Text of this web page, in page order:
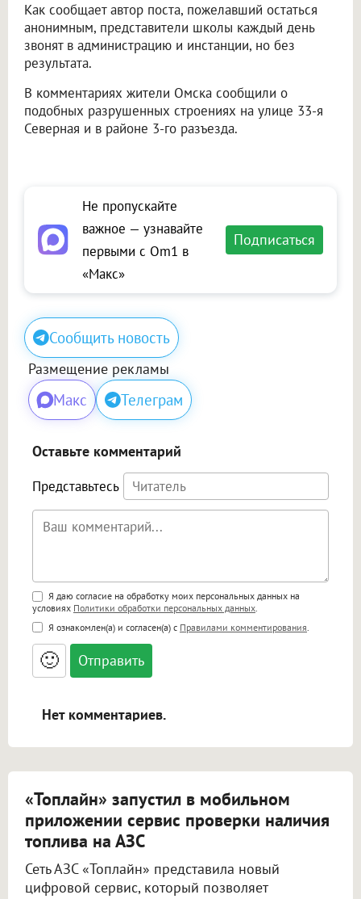
Как сообщает автор поста, пожелавший остаться
анонимным, представители школы каждый день
звонят в администрацию и инстанции, но без
результата.
В комментариях жители Омска сообщили о
подобных разрушенных строениях на улице 33-я
Северная и в районе 3-го разъезда.
Не пропускайте
важное — узнавайте
первыми с Om1 в
«Макс»
Подписаться
Сообщить новость
Размещение рекламы
Макс Телеграм
Оставьте комментарий
Представьтесь
Поддержка HTML
<b>, <strong>, <u>, <i>, <em>, <s>, <big>,
<small>, <sup>, <sub>, <pre>, <ul>, <ol>, <li>,
<blockquote>, <code> экранирует HTML,
адреса URL автоматически становятся
ссылками, и [img]адрес[/img] будет
Я даю согласие на обработку моих персональных данных на
условиях Политики обработки персональных данных
Я ознакомлен(а) и согласен(а) с Правилами комментирования
🙂
Нет комментариев.
«Топлайн» запустил в мобильном
приложении сервис проверки наличия
топлива на АЗС
Сеть АЗС «Топлайн» представила новый
цифровой сервис, который позволяет